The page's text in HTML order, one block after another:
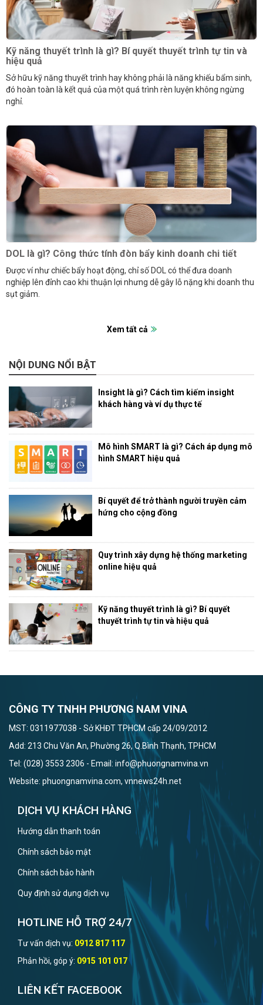
Kỹ năng thuyết trình là gì? Bí quyết thuyết trình tự tin và
hiệu quả
Sở hữu kỹ năng thuyết trình hay không phải là năng khiếu bẩm sinh,
đó hoàn toàn là kết quả của một quá trình rèn luyện không ngừng
nghỉ.
DOL là gì? Công thức tính đòn bẩy kinh doanh chi tiết
Được ví như chiếc bẩy hoạt động, chỉ số DOL có thể đưa doanh
nghiệp lên đỉnh cao khi thuận lợi nhưng dễ gây lỗ nặng khi doanh thu
sụt giảm.
Xem tất cả
NỘI DUNG NỔI BẬT
Insight là gì? Cách tìm kiếm insight
khách hàng và ví dụ thực tế
Mô hình SMART là gì? Cách áp dụng mô
hình SMART hiệu quả
Bí quyết để trở thành người truyền cảm
hứng cho cộng đồng
Quy trình xây dựng hệ thống marketing
online hiệu quả
Kỹ năng thuyết trình là gì? Bí quyết
thuyết trình tự tin và hiệu quả
CÔNG TY TNHH PHƯƠNG NAM VINA
MST: 0311977038 - Sở KHĐT TPHCM cấp 24/09/2012
Add: 213 Chu Văn An, Phường 26, Q.Bình Thạnh, TPHCM
Tel: (028) 3553 2306 - Email: info@phuongnamvina.vn
Website: phuongnamvina.com, vnnews24h.net
DỊCH VỤ KHÁCH HÀNG
Hướng dẫn thanh toán
Chính sách bảo mật
Chính sách bảo hành
Quy định sử dụng dịch vụ
HOTLINE HỖ TRỢ 24/7
Tư vấn dịch vụ: 0912 817 117
Phản hồi, góp ý: 0915 101 017
LIÊN KẾT FACEBOOK